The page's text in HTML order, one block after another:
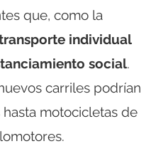
que, como la
individual
social.
carriles podrían
motocicletas de